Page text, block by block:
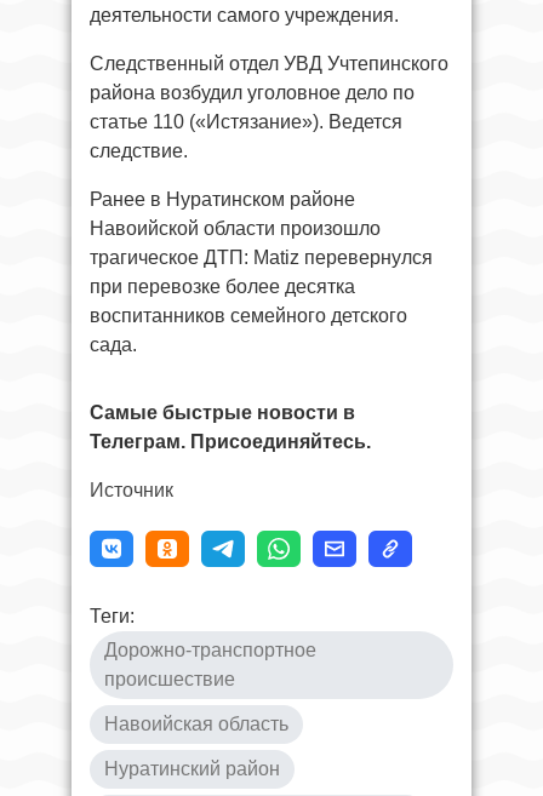
деятельности самого учреждения.
Следственный отдел УВД Учтепинского
района возбудил уголовное дело по
статье 110 («Истязание»). Ведется
следствие.
Ранее в Нуратинском районе
Навоийской области произошло
трагическое ДТП: Matiz перевернулся
при перевозке более десятка
воспитанников семейного детского
сада.
Самые быстрые новости в
Телеграм. Присоединяйтесь.
Источник
Теги:
Дорожно-транспортное
происшествие
Навоийская область
Нуратинский район